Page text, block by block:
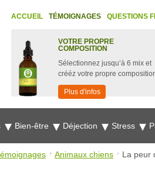
ACCUEIL TÉMOIGNAGES QUESTIONS
VOTRE PROPRE
COMPOSITION
Sélectionnez jusqu’à 6 mix et
crééz votre propre
Plus d'infos
Bien-être Déjection Stress
Animaux chiens La peur